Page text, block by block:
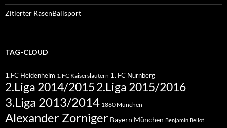
Zitierter RasenBallsport
TAG-CLOUD
1.FC Heidenheim 1.FC Kaiserslautern 1. FC Nürnberg
2.Liga 2014/20152.Liga 2015/2016
3.Liga 2013/2014 1860 München
Alexander Zorniger Bayern München Benjamin Bellot